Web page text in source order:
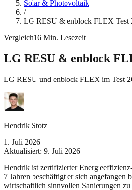
Solar & Photovoltaik
/
LG RESU & enblock FLEX Test
Vergleich16 Min. Lesezeit
LG RESU & enblock
LG RESU und enblock FLEX im Test
Hendrik Stotz
1. Juli 2026
Aktualisiert: 9. Juli 2026
Hendrik ist zertifizierter
7 Jahren beschäftigt er sich
wirtschaftlich sinnvollen Sanierungen zu